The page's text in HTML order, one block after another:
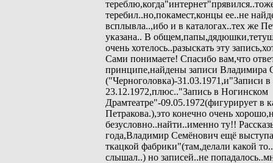
теребил..но,покамест,концы ее..не
всплывла..,ибо и в каталогах..тех же
указана.. В
очень хотелось..разыскать эту
Сами понимаете! Спасибо вам,что
принципе,найдены записи
("Черноголовка)-31.03.1971,и"Записи
23.12.1972,плюс.."Запись в Ногинском
Драмтеатре"-09.05.1972(фигурирует в
Петракова.),это конечно очень
безусловно..найти..именно ту!!
года,Владимир Семёнович ещё
ткацкой фабрики"(там,делали какой
слышал..) но записей..не